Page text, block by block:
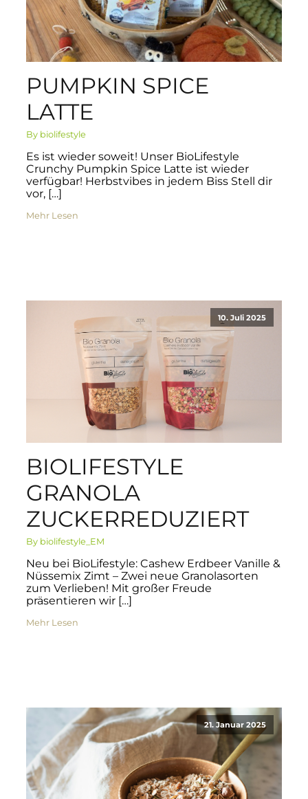
PUMPKIN SPICE
LATTE
By biolifestyle
Es ist wieder soweit! Unser BioLifestyle
Crunchy Pumpkin Spice Latte ist wieder
verfügbar! Herbstvibes in jedem Biss Stell dir
vor, […]
Mehr Lesen
10. Juli 2025
BIOLIFESTYLE
GRANOLA
ZUCKERREDUZIERT
By biolifestyle_EM
Neu bei BioLifestyle: Cashew Erdbeer Vanille &
Nüssemix Zimt – Zwei neue Granolasorten
zum Verlieben! Mit großer Freude
präsentieren wir […]
Mehr Lesen
21. Januar 2025